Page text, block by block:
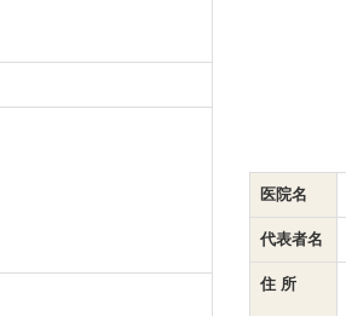
医院名
代表者名
住 所